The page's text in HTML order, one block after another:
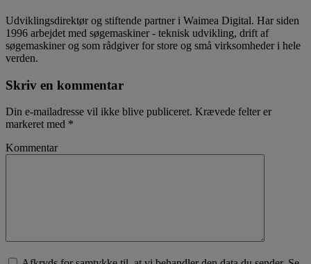
Udviklingsdirektør og stiftende partner i Waimea Digital. Har siden
1996 arbejdet med søgemaskiner - teknisk udvikling, drift af
søgemaskiner og som rådgiver for store og små virksomheder i hele
verden.
Skriv en kommentar
Din e-mailadresse vil ikke blive publiceret. Krævede felter er
markeret med *
Kommentar